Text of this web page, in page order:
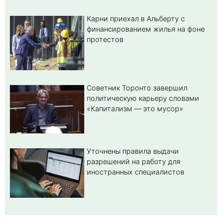
Карни приехал в Альберту с
финансированием жилья на фоне
протестов
Советник Торонто завершил
политическую карьеру словами
«Капитализм — это мусор»
Уточнены правила выдачи
разрешений на работу для
иностранных специалистов